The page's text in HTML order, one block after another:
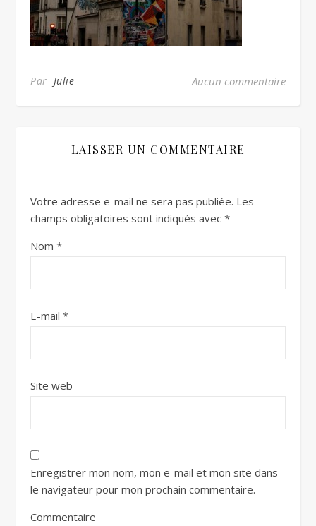
Par Julie Aucun commentaire
LAISSER UN COMMENTAIRE
Votre adresse e-mail ne sera pas publiée. Les
champs obligatoires sont indiqués avec *
Nom *
E-mail *
Site web
Enregistrer mon nom, mon e-mail et mon site dans
le navigateur pour mon prochain commentaire.
Commentaire